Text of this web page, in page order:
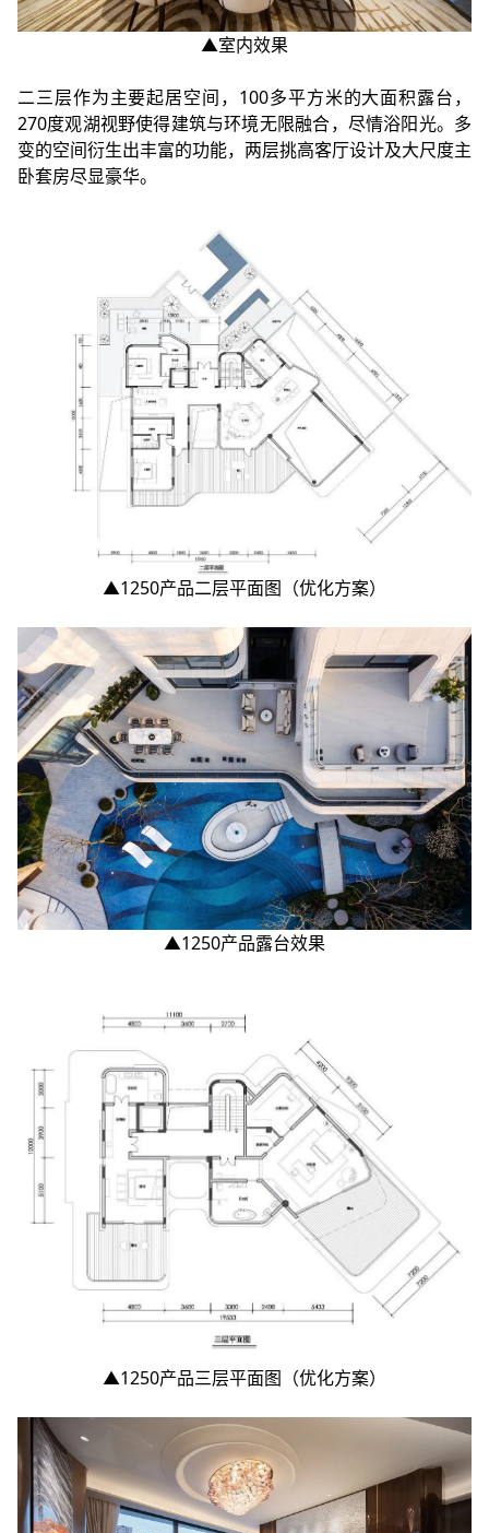
▲室内效果
二三层作为主要起居空间，100多平方米的大面积露台，
270度观湖视野使得建筑与环境无限融合，尽情浴阳光。多
变的空间衍生出丰富的功能，两层挑高客厅设计及大尺度主
卧套房尽显豪华。
▲1250产品二层平面图（优化方案）
▲1250产品露台效果
▲1250产品三层平面图（优化方案）